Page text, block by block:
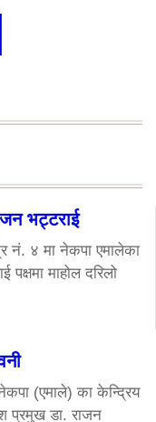
भट्टराई
नं. ४ मा नेकपा एमालेका
पक्षमा माहोल दरिलो
(एमाले) का केन्द्रिय
प्रमुख डा. राजन